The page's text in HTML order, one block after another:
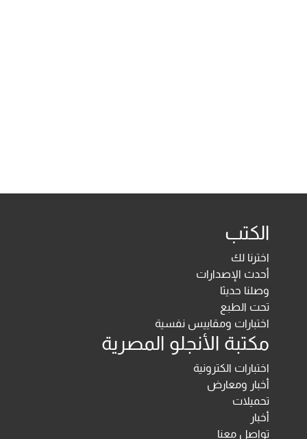
الكتب
اخترنا لك
أحدث الإصدارات
وصلنا حديثا
تحت الطبع
اختبارات ومقاييس نفسية
مكتبة الأنجلو المصرية
اختبارات الكترونية
أخبار ومعارض
تحميلات
أخبار
تواصل معنا